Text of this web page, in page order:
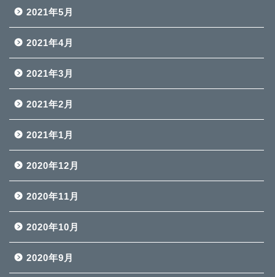
2021年5月
2021年4月
2021年3月
2021年2月
2021年1月
2020年12月
2020年11月
2020年10月
2020年9月